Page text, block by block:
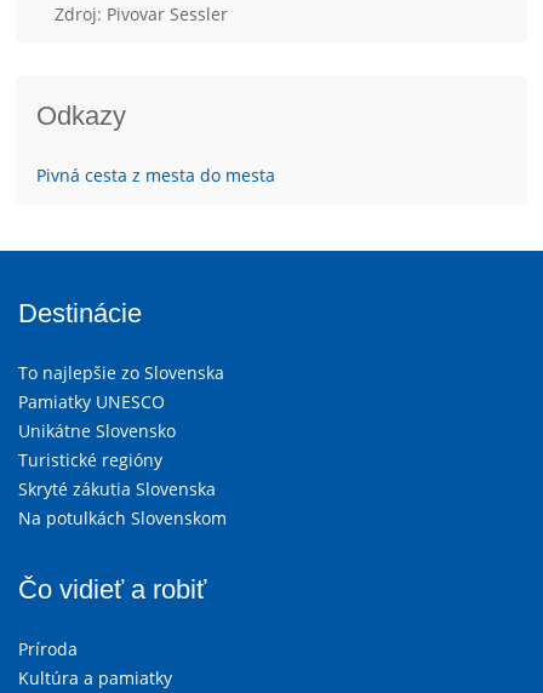
Zdroj: Pivovar Sessler
Odkazy
Pivná cesta z mesta do mesta
Destinácie
To najlepšie zo Slovenska
Pamiatky UNESCO
Unikátne Slovensko
Turistické regióny
Skryté zákutia Slovenska
Na potulkách Slovenskom
Čo vidieť a robiť
Príroda
Kultúra a pamiatky